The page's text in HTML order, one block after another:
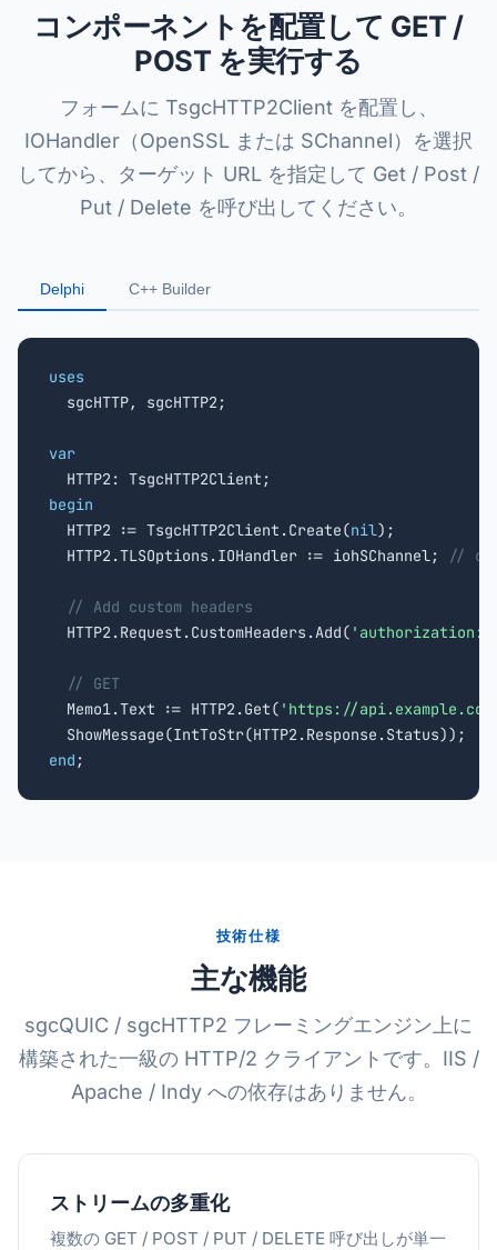
コンポーネントを配置して GET /
POST を実行する
フォームに TsgcHTTP2Client を配置し、
IOHandler（OpenSSL または SChannel）を選択
してから、ターゲット URL を指定して Get / Post /
Put / Delete を呼び出してください。
Delphi C++ Builder
uses
sgcHTTP, sgcHTTP2;
var
begin
HTTP2 := TsgcHTTP2Client.Create(nil);
  HTTP2.TLSOptions.IOHandler := iohSChannel;
// or
// Add custom headers
  HTTP2.Request.CustomHeaders.Add(
'authorization:
// GET
  Memo1.Text := HTTP2.Get(
'https://
end ;
技術仕様
主な機能
sgcQUIC / sgcHTTP2 フレーミングエンジン上に
構築された一級の HTTP/2 クライアントです。IIS /
Apache / Indy への依存はありません。
ストリームの多重化
複数の GET / POST / PUT / DELETE 呼び出しが単一